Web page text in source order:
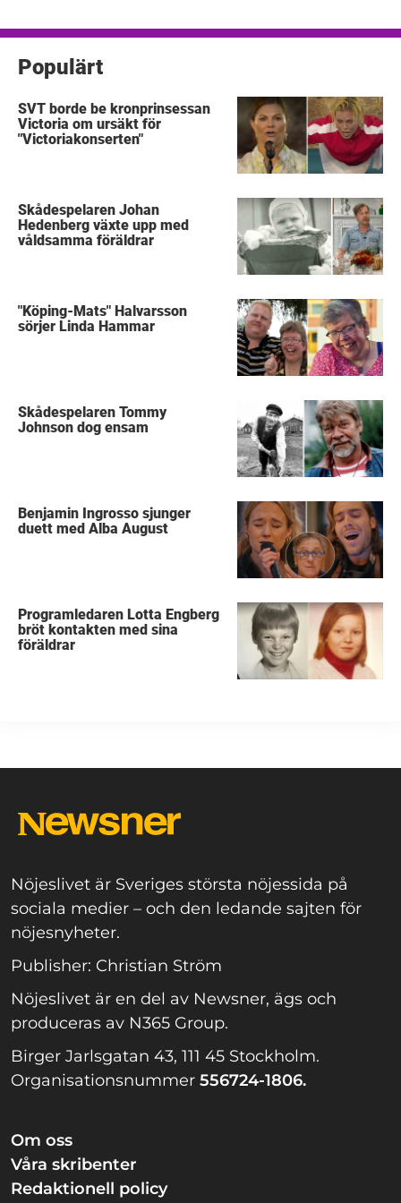
Populärt
SVT borde be kronprinsessan
Victoria om ursäkt för
"Victoriakonserten"
Skådespelaren Johan
Hedenberg växte upp med
våldsamma föräldrar
"Köping-Mats" Halvarsson
sörjer Linda Hammar
Skådespelaren Tommy
Johnson dog ensam
Benjamin Ingrosso sjunger
duett med Alba August
Programledaren Lotta Engberg
bröt kontakten med sina
föräldrar
Nöjeslivet är Sveriges största nöjessida på
sociala medier – och den ledande sajten för
nöjesnyheter.
Publisher: Christian Ström
Nöjeslivet är en del av Newsner, ägs och
produceras av N365 Group.
Birger Jarlsgatan 43, 111 45 Stockholm.
Organisationsnummer 556724-1806.
Om oss
Våra skribenter
Redaktionell policy